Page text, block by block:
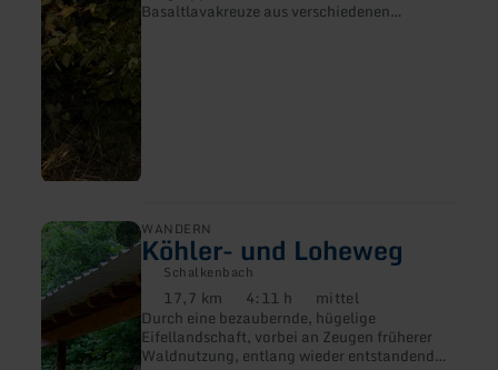
Basaltlavakreuze aus verschiedenen
WANDERN
Köhler- und Loheweg
Schalkenbach
Distanz:
17,7 km Dauer:
4:11 h Anforderung:
mittel
Durch eine bezaubernde, hügelige
Eifellandschaft, vorbei an Zeugen früherer
Waldnutzung, entlang wieder entstandender
mehr
erfahren
zu:
Köhler-
und
Loheweg